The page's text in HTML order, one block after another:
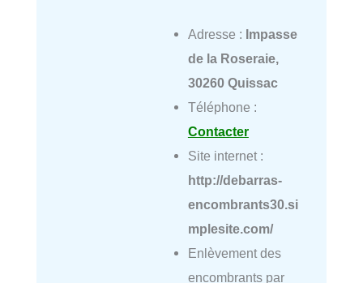
Adresse : Impasse
de la Roseraie,
30260 Quissac
Téléphone :
Contacter
Site internet :
http://debarras-
encombrants30.si
mplesite.com/
Enlèvement des
encombrants par